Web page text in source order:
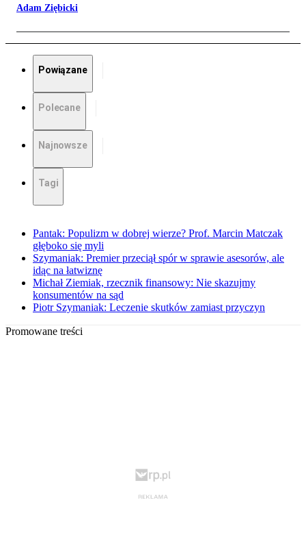
Adam Ziębicki
Powiązane
Polecane
Najnowsze
Tagi
Pantak: Populizm w dobrej wierze? Prof. Marcin Matczak
głęboko się myli
Szymaniak: Premier przeciął spór w sprawie asesorów, ale
idąc na łatwiznę
Michał Ziemiak, rzecznik finansowy: Nie skazujmy
konsumentów na sąd
Piotr Szymaniak: Leczenie skutków zamiast przyczyn
Promowane treści